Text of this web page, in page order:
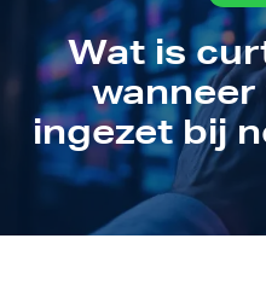
Wat is
ingezet bij